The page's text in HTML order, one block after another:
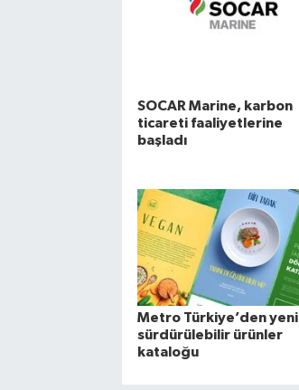
SOCAR Marine, karbon
ticareti faaliyetlerine
başladı
Metro Türkiye’den yeni
sürdürülebilir ürünler
kataloğu